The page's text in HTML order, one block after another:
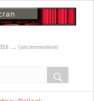
... (anciennement
OK